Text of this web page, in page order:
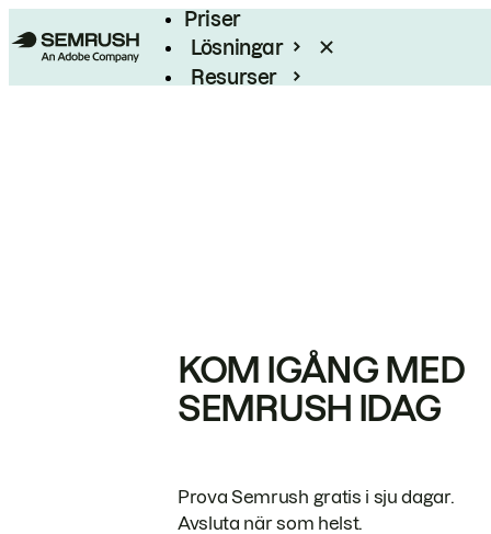
Priser
Lösningar
Resurser
KOM IGÅNG MED
SEMRUSH IDAG
Prova Semrush gratis i sju dagar.
Avsluta när som helst.